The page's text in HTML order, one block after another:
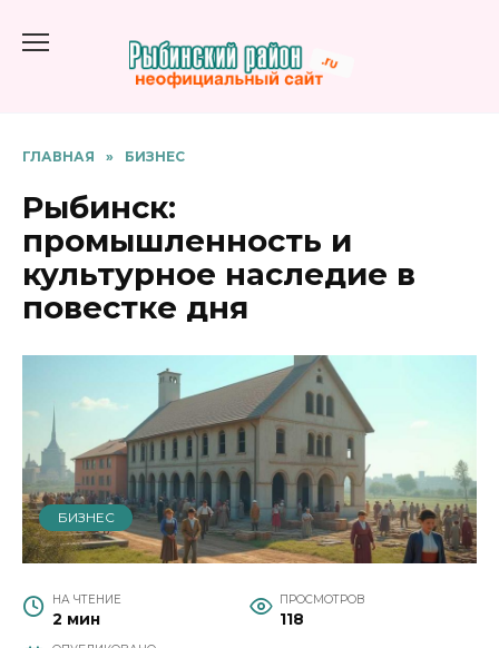
содержанию
ГЛАВНАЯ » БИЗНЕС
Рыбинск:
промышленность и
культурное наследие в
повестке дня
БИЗНЕС
НА ЧТЕНИЕ
2 мин
ПРОСМОТРОВ
118